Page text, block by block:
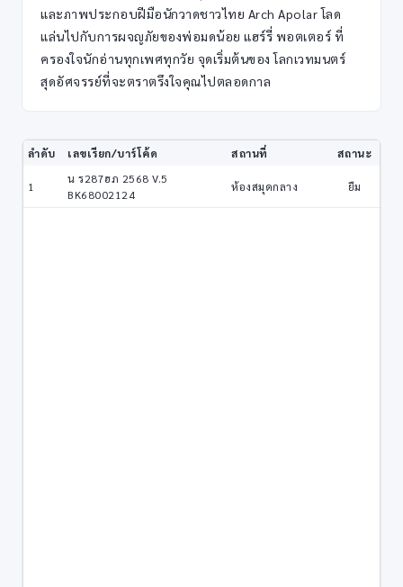
และภาพประกอบฝีมือนักวาดชาวไทย Arch Apolar โลด
แล่นไปกับการผจญภัยของพ่อมดน้อย แฮร์รี่ พอตเตอร์ ที่
ครองใจนักอ่านทุกเพศทุกวัย จุดเริ่มต้นของ โลกเวทมนตร์
สุดอัศจรรย์ที่จะตราตรึงใจคุณไปตลอดกาล
ลำดับ เลขเรียก/บาร์โค้ด สถานที่ สถานะ
1
น ร287ฮภ 2568 V.5
BK68002124
ห้องสมุดกลาง ยืม